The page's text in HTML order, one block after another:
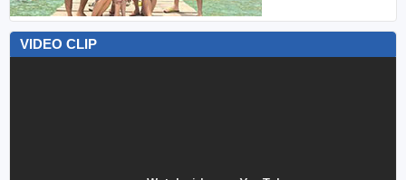
VIDEO CLIP